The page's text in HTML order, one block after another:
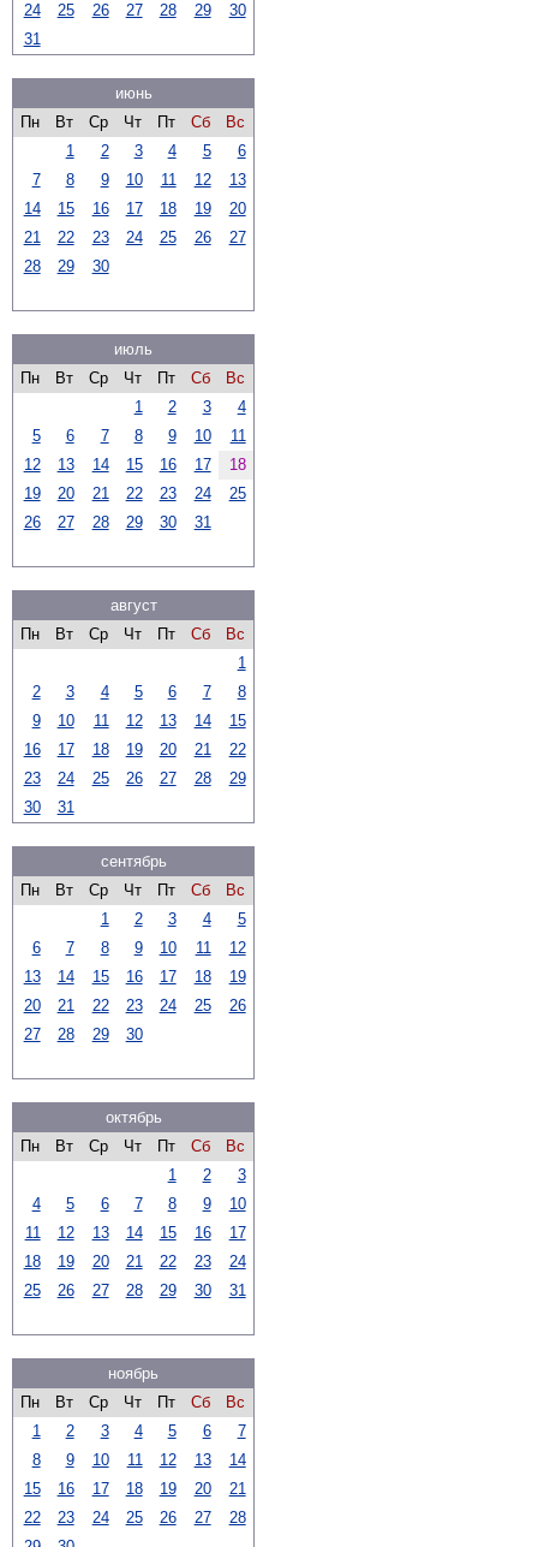
24
25 26 27 28 29
30
31
июнь
Пн
Вт Ср Чт Пт Сб
Вс
1
2 3 4 5
6
7
8 9 10 11 12
13
14
15 16 17 18 19
20
21
22 23 24 25 26
27
28
29 30
июль
Пн
Вт Ср Чт Пт Сб
Вс
1
2 3
4
5
6 7 8 9 10
11
12
13 14 15 16 17
18
19
20 21 22 23 24
25
26
27 28 29 30 31
август
Пн
Вт Ср Чт Пт Сб
Вс
1
2
3 4 5 6 7
8
9
10 11 12 13 14
15
16
17 18 19 20 21
22
23
24 25 26 27 28
29
30
31
сентябрь
Пн
Вт Ср Чт Пт Сб
Вс
1
2 3 4
5
6
7 8 9 10 11
12
13
14 15 16 17 18
19
20
21 22 23 24 25
26
27
28 29 30
октябрь
Пн
Вт Ср Чт Пт Сб
Вс
1
2
3
4
5 6 7 8 9
10
11
12 13 14 15 16
17
18
19 20 21 22 23
24
25
26 27 28 29 30 31
ноябрь
Пн
Вт Ср Чт Пт Сб
Вс
1
2 3 4 5 6
7
8
9 10 11 12 13
14
15
16 17 18 19 20
21
22
23 24 25 26 27
28